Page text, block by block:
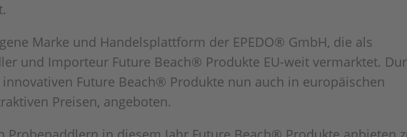
Marke und Handelsplattform der EPEDO® GmbH, die als
und Importeur Future Beach® Produkte EU-weit vermarktet.
Future Beach® Produkte nun auch in europäischen
Preisen, angeboten.